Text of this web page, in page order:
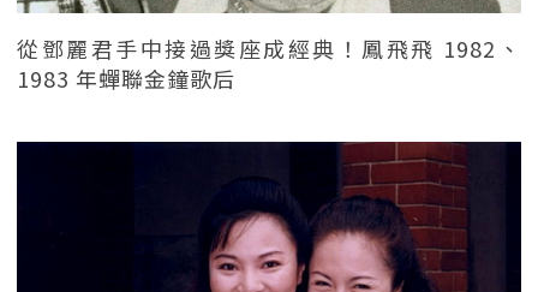
從鄧麗君手中接過獎座成經典！鳳飛飛 1982、
1983 年蟬聯金鐘歌后